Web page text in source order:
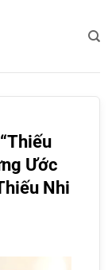
Ước
Nhi